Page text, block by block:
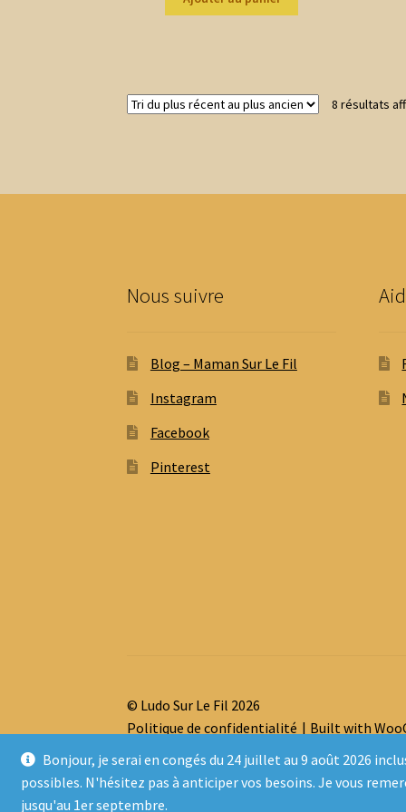
Bonjour, je serai en congés du 24 juillet au 9 août 2026
possibles. N'hésitez pas à anticiper vos besoins. Je vous
jusqu'au 1er septembre.
8 résultats
Nous suivre
Blog – Maman Sur Le Fil
Instagram
Facebook
Pinterest
© Ludo Sur Le Fil 2026
Politique de confidentialité
Built with